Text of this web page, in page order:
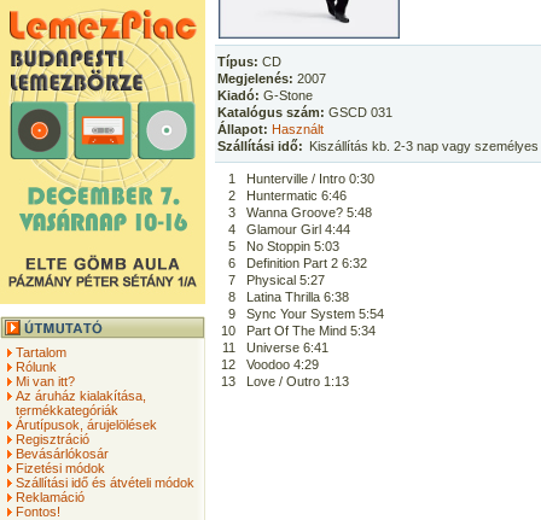
Tartalom
Rólunk
Mi van itt?
Az áruház kialakítása,
termékkategóriák
Árutípusok, árujelölések
Regisztráció
Bevásárlókosár
Fizetési módok
Szállítási idő és átvételi módok
Reklamáció
Fontos!
Típus: CD
Megjelenés: 2007
Kiadó: G-Stone
Katalógus szám: GSCD 031
Állapot: Használt
Szállítási idő: Kiszállítás kb. 2-3 nap vagy
1
Hunterville / Intro 0:30
2
Huntermatic 6:46
3
Wanna Groove? 5:48
4
Glamour Girl 4:44
5
No Stoppin 5:03
6
Definition Part 2 6:32
7
Physical 5:27
8
Latina Thrilla 6:38
9
Sync Your System 5:54
10
Part Of The Mind 5:34
11
Universe 6:41
12
Voodoo 4:29
13
Love / Outro 1:13